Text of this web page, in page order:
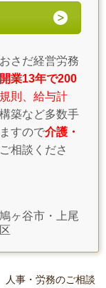
おさだ経営労務
開業13年で200
則、給与計
築など多数手
すので介護・
相談くださ
ヶ谷市・上尾
人事・労務のご相談